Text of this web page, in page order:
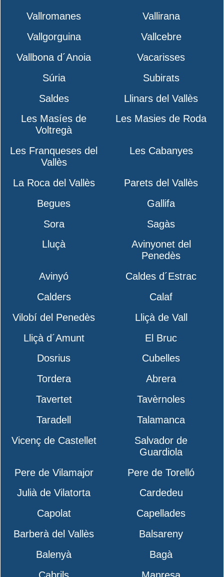
Vallromanes
Vallirana
Vallgorguina
Vallcebre
Vallbona d´Anoia
Vacarisses
Súria
Subirats
Saldes
Llinars del Vallès
Les Masíes de
Voltregà
Les Masies de Roda
Les Franqueses del
Vallès
Les Cabanyes
La Roca del Vallès
Parets del Vallès
Begues
Gallifa
Sora
Sagàs
Lluçà
Avinyonet del
Penedès
Avinyó
Caldes d´Estrac
Calders
Calaf
Vilobí del Penedès
Lliçà de Vall
Lliçà d´Amunt
El Bruc
Dosrius
Cubelles
Tordera
Abrera
Tavertet
Tavèrnoles
Taradell
Talamanca
Vicenç de Castellet
Salvador de
Guardiola
Pere de Vilamajor
Pere de Torelló
Julià de Vilatorta
Cardedeu
Capolat
Capellades
Barberà del Vallès
Balsareny
Balenyà
Bagà
Cabrils
Manresa